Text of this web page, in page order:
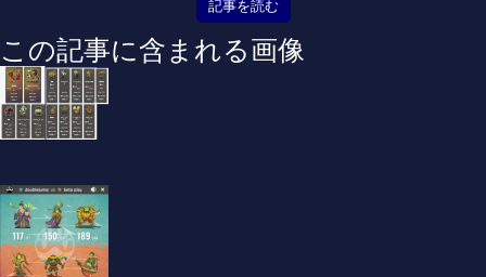
記事を読む
この記事に含まれる画像